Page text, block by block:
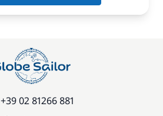
+39 02 81266 881